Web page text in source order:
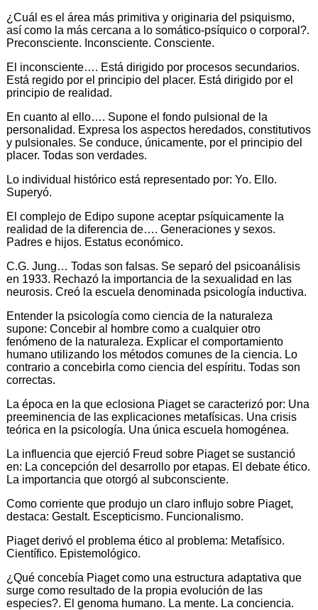
¿Cuál es el área más primitiva y originaria del psiquismo,
así como la más cercana a lo somático-psíquico o corporal?.
Preconsciente. Inconsciente. Consciente.
El inconsciente…. Está dirigido por procesos secundarios.
Está regido por el principio del placer. Está dirigido por el
principio de realidad.
En cuanto al ello…. Supone el fondo pulsional de la
personalidad. Expresa los aspectos heredados, constitutivos
y pulsionales. Se conduce, únicamente, por el principio del
placer. Todas son verdades.
Lo individual histórico está representado por: Yo. Ello.
Superyó.
El complejo de Edipo supone aceptar psíquicamente la
realidad de la diferencia de…. Generaciones y sexos.
Padres e hijos. Estatus económico.
C.G. Jung… Todas son falsas. Se separó del psicoanálisis
en 1933. Rechazó la importancia de la sexualidad en las
neurosis. Creó la escuela denominada psicología inductiva.
Entender la psicología como ciencia de la naturaleza
supone: Concebir al hombre como a cualquier otro
fenómeno de la naturaleza. Explicar el comportamiento
humano utilizando los métodos comunes de la ciencia. Lo
contrario a concebirla como ciencia del espíritu. Todas son
correctas.
La época en la que eclosiona Piaget se caracterizó por: Una
preeminencia de las explicaciones metafísicas. Una crisis
teórica en la psicología. Una única escuela homogénea.
La influencia que ejerció Freud sobre Piaget se sustanció
en: La concepción del desarrollo por etapas. El debate ético.
La importancia que otorgó al subconsciente.
Como corriente que produjo un claro influjo sobre Piaget,
destaca: Gestalt. Escepticismo. Funcionalismo.
Piaget derivó el problema ético al problema: Metafísico.
Científico. Epistemológico.
¿Qué concebía Piaget como una estructura adaptativa que
surge como resultado de la propia evolución de las
especies?. El genoma humano. La mente. La conciencia.